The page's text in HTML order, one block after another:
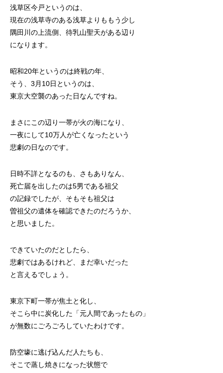
浅草区今戸というのは、
現在の浅草寺のある浅草よりももう少し
隅田川の上流側、待乳山聖天がある辺り
になります。
昭和20年というのは終戦の年、
そう、3月10日というのは、
東京大空襲のあった日なんですね。
まさにこの辺り一帯が火の海になり、
一夜にして10万人が亡くなったという
悲劇の日なのです。
日時不詳となるのも、さもありなん、
死亡届を出したのは5男である祖父
の記録でしたが、そもそも祖父は
曽祖父の遺体を確認できたのだろうか、
と思いました。
できていたのだとしたら、
悲劇ではあるけれど、まだ幸いだった
と言えるでしょう。
東京下町一帯が焦土と化し、
そこら中に炭化した「元人間であったもの」
が無数にごろごろしていたわけです。
防空壕に逃げ込んだ人たちも、
そこで蒸し焼きになった状態で